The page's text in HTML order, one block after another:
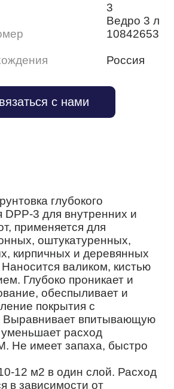
3
Ведро 3 л
10842653
Россия
с нами
глубокого
DPP-3 для внутренних и
применяется для
оштукатуренных,
кирпичных и деревянных
валиком, кистью
Глубоко проникает и
обеспыливает и
покрытия с
Выравнивает впитывающую
расход
Не имеет запаха, быстро
12 м2 в один слой. Расход
в зависимости от